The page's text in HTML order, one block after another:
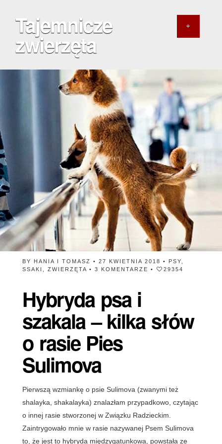
Tajemnicze
zwierzęta
BY HANIA I TOMASZ • 27 KWIETNIA 2018 • PSY
SSAKI
ZWIERZĘTA • 3 KOMENTARZE • 29354
Hybryda psa i
szakala – kilka słów
o rasie Pies
Sulimova
Pierwszą wzmiankę o psie Sulimova (zwanymi też
shalayka, shakalayka) znalazłam przypadkowo, czytając
o innej rasie stworzonej w Związku Radzieckim.
Zaintrygowało mnie w rasie nazywanej Psem Sulimova
to, że jest to hybryda międzygatunkowa, powstała ze